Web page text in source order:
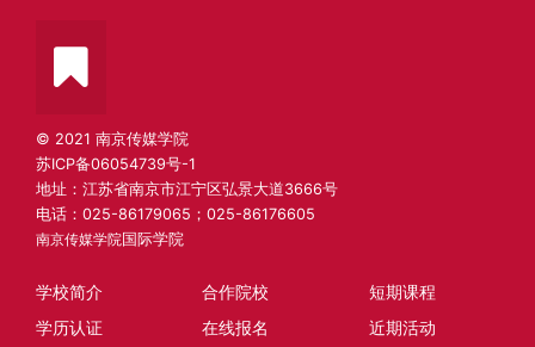
© 2021 南京传媒学院
苏ICP备06054739号-1
地址：江苏省南京市江宁区弘景大道3666号
电话：025-86179065；025-86176605
南京传媒学院国际学院
学校简介
学历认证
合作院校
在线报名
短期课程
近期活动